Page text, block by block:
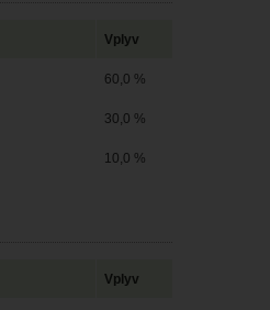
Vplyv
60,0 %
30,0 %
10,0 %
Vplyv